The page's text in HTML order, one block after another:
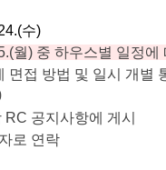
수)
월) 중 하우스별 일정에
접 방법 및 일시 개별
공지사항에 게시
로 연락